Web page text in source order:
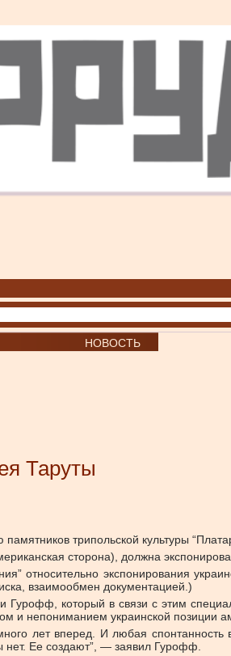
НОВОСТЬ
Таруты
трипольской культуры
сторона), должна
относительно экспонирования
взаимообмен документацией.)
который в связи с этим
и непониманием украинской позиции
лет вперед. И любая
нет. Ее создают”, — заявил Гурофф.